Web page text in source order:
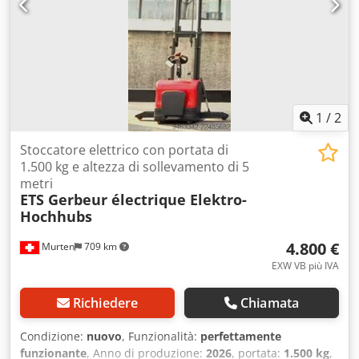
1 /2
Murten 709 km
Stoccatore elettrico con portata di
1.500 kg e altezza di sollevamento di 5
metri
ETS Gerbeur électrique Elektro-
Hochhubs
4.800 €
EXW VB più IVA
Richiedere Chiamata
Condizione: nuovo, Funzionalità: perfettamente
funzionante, Anno di produzione: 2026, portata: 1.500 kg,